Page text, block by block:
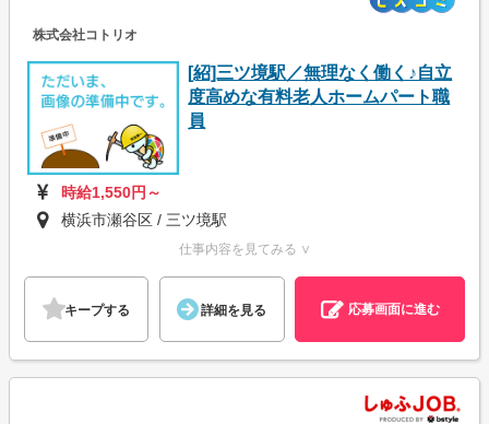
株式会社コトリオ
[紹]三ツ境駅／無理なく働く♪自立
度高めな有料老人ホームパート職
員
時給1,550円～
横浜市瀬谷区 / 三ツ境駅
仕事内容を見てみる ∨
キープする 詳細を見る 応募画面に進む